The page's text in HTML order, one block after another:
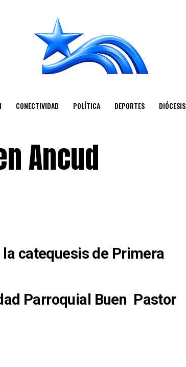
CONECTIVIDAD POLÍTICA DEPORTES DIÓCESIS
Ancud
catequesis de Primera
Parroquial Buen Pastor